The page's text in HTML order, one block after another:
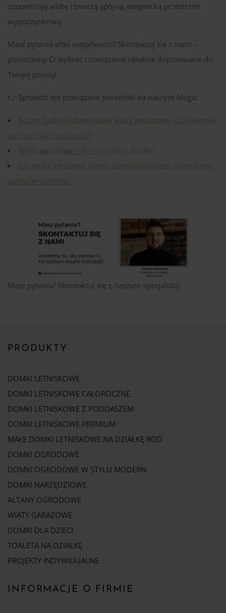
uzupełniają wiatę i tworzą spójną, elegancką przestrzeń
wypoczynkową.
Masz pytania albo wątpliwości? Skontaktuj się z nami –
pomożemy Ci wybrać rozwiązanie idealnie dopasowane do
Twojej posesji.
👉 Sprawdź też powiązane poradniki na naszym blogu:
Koszty budowy drewnianej wiaty garażowej – co wpływa
na cenę i jak oszczędzić?
Wiata garażowa – ile od granicy działki?
Czy wiata garażowa chroni samochód przed czynnikami
atmosferycznymi?
Masz pytania? Skontaktuj się z naszym specjalistą!
PRODUKTY
DOMKI LETNISKOWE
DOMKI LETNISKOWE CAŁOROCZNE
DOMKI LETNISKOWE Z PODDASZEM
DOMKI LETNISKOWE PREMIUM
MAŁE DOMKI LETNISKOWE NA DZIAŁKĘ ROD
DOMKI OGRODOWE
DOMKI OGRODOWE W STYLU MODERN
DOMKI NARZĘDZIOWE
ALTANY OGRODOWE
WIATY GARAŻOWE
DOMKI DLA DZIECI
TOALETA NA DZIAŁKĘ
PROJEKTY INDYWIDUALNE
INFORMACJE O FIRMIE